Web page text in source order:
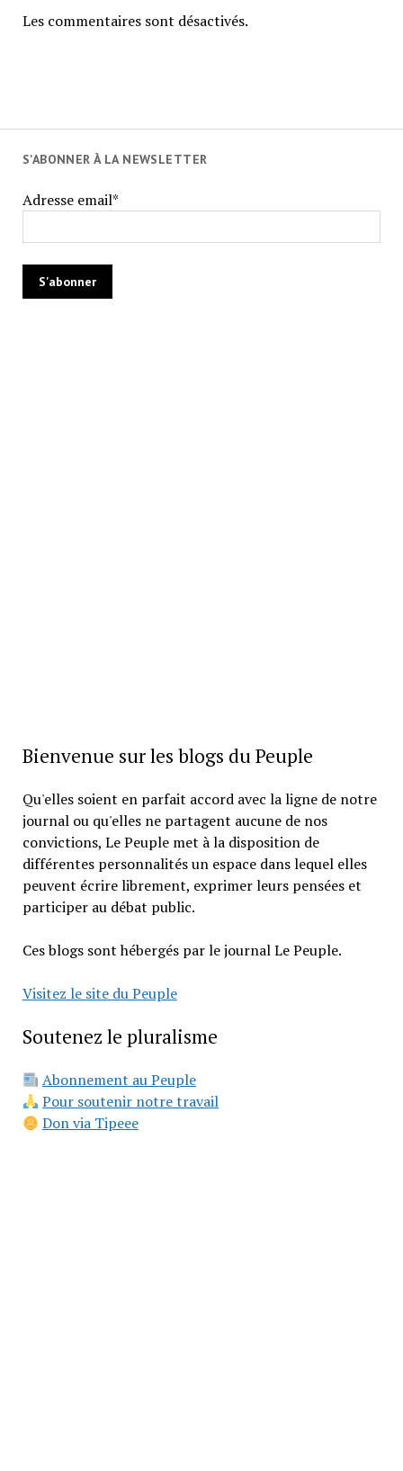
Les commentaires sont désactivés.
S'ABONNER À LA NEWSLETTER
Adresse email*
Bienvenue sur les blogs du Peuple
Qu'elles soient en parfait accord avec la ligne de notre
journal ou qu'elles ne partagent aucune de nos
convictions, Le Peuple met à la disposition de
différentes personnalités un espace dans lequel elles
peuvent écrire librement, exprimer leurs pensées et
participer au débat public.
Ces blogs sont hébergés par le journal Le Peuple.
Visitez le site du Peuple
Soutenez le pluralisme
Abonnement au Peuple
Pour soutenir notre travail
Don via Tipeee